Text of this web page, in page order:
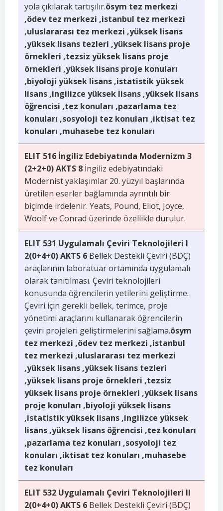
yola çıkılarak tartışılır.ösym tez merkezi
,ödev tez merkezi ,istanbul tez merkezi
,uluslararası tez merkezi ,yüksek lisans
,yüksek lisans tezleri ,yüksek lisans proje
örnekleri ,tezsiz yüksek lisans proje
örnekleri ,yüksek lisans proje konuları
,biyoloji yüksek lisans ,istatistik yüksek
lisans ,ingilizce yüksek lisans ,yüksek lisans
öğrencisi ,tez konuları ,pazarlama tez
konuları ,sosyoloji tez konuları ,iktisat tez
konuları ,muhasebe tez konuları
ELIT 516 İngiliz Edebiyatında Modernizm 3
(2+2+0) AKTS 8 İngiliz edebiyatındaki
Modernist yaklaşımlar 20. yüzyıl başlarında
üretilen eserler bağlamında ayrıntılı bir
biçimde irdelenir. Yeats, Pound, Eliot, Joyce,
Woolf ve Conrad üzerinde özellikle durulur.
ELIT 531 Uygulamalı Çeviri Teknolojileri I
2(0+4+0) AKTS 6 Bellek Destekli Çeviri (BDÇ)
araçlarının laboratuar ortamında uygulamalı
olarak tanıtılması. Çeviri teknolojileri
konusunda öğrencilerin yetilerini geliştirme.
Çeviri için gerekli bellek, terimce, proje
yönetimi araçlarını kullanarak öğrencilerin
çeviri projeleri geliştirmelerini sağlama.ösym
tez merkezi ,ödev tez merkezi ,istanbul
tez merkezi ,uluslararası tez merkezi
,yüksek lisans ,yüksek lisans tezleri
,yüksek lisans proje örnekleri ,tezsiz
yüksek lisans proje örnekleri ,yüksek lisans
proje konuları ,biyoloji yüksek lisans
,istatistik yüksek lisans ,ingilizce yüksek
lisans ,yüksek lisans öğrencisi ,tez konuları
,pazarlama tez konuları ,sosyoloji tez
konuları ,iktisat tez konuları ,muhasebe
tez konuları
ELIT 532 Uygulamalı Çeviri Teknolojileri II
2(0+4+0) AKTS 6 Bellek Destekli Çeviri (BDÇ)